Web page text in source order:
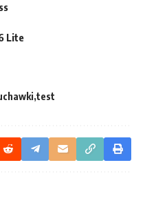
Lite
test